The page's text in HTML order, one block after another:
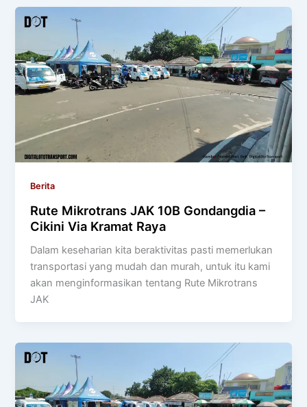
Berita
Rute Mikrotrans JAK 10B Gondangdia –
Cikini Via Kramat Raya
Dalam keseharian kita beraktivitas pasti memerlukan
transportasi yang mudah dan murah, untuk itu kami
akan menginformasikan tentang Rute Mikrotrans
JAK